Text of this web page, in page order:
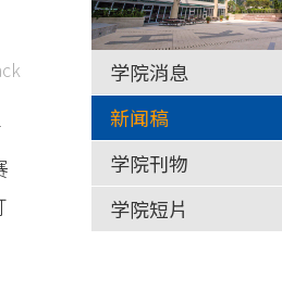
学院消息
新闻稿
学院刊物
学院短片